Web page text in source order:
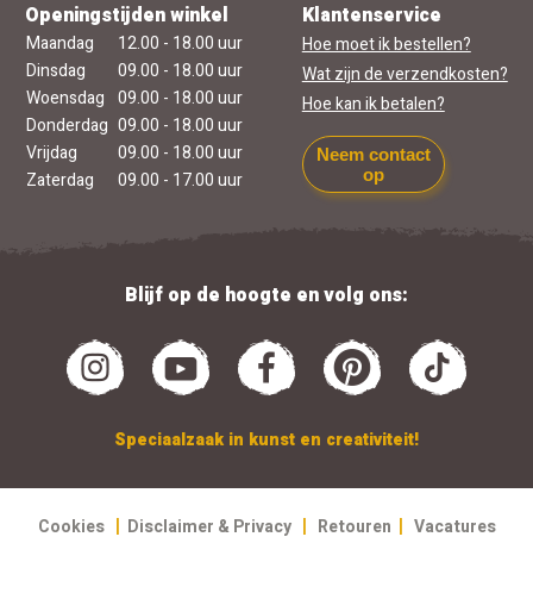
Openingstijden winkel
Maandag
12.00 - 18.00 uur
Dinsdag
09.00 - 18.00 uur
Woensdag 09.00 - 18.00 uur
Donderdag 09.00 - 18.00 uur
Vrijdag
09.00 - 18.00 uur
Zaterdag
09.00 - 17.00 uur
Klantenservice
Hoe moet ik bestellen?
Wat zijn de verzendkosten?
Hoe kan ik betalen?
Neem contact
op
Blijf op de hoogte en volg ons:
Speciaalzaak in kunst en creativiteit!
Cookies | Disclaimer & Privacy | Retouren | Vacatures